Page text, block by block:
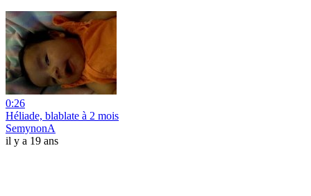
0:26
Héliade, blablate à 2 mois
SemynonA
il y a 19 ans